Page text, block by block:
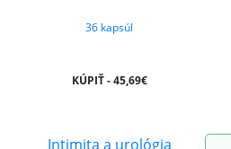
36 kapsúl
KÚPIŤ - 45,69€
Intimita a urológia